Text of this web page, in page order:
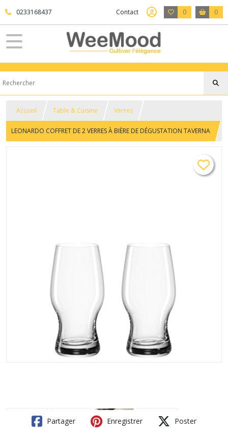
0233168437 Contact 0 0
Accueil Table & Cuisine Verres
LEONARDO COFFRET DE 2 VERRES À BIÈRE DE DÉGUSTATION TAVERNA
Partager Enregistrer Poster